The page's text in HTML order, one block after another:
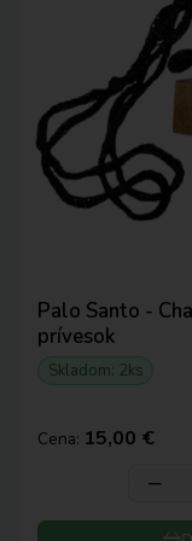
Palo Santo -
prívesok
Skladom: 2ks
Cena: 15,00 €
‒